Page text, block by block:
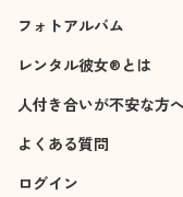
フォトアルバム
レンタル彼女®とは
人付き合いが不安な方
よくある質問
ログイン